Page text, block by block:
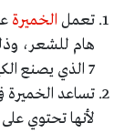
تعمل الخميرة
هام للشعر،
7 الذي يصنع الكيراتين.
تساعد الخميرة
لأنها تحتوي